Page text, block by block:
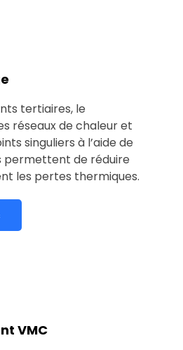
tertiaires, le
réseaux de chaleur et
singuliers à l’aide de
permettent de réduire
les pertes thermiques.
VMC